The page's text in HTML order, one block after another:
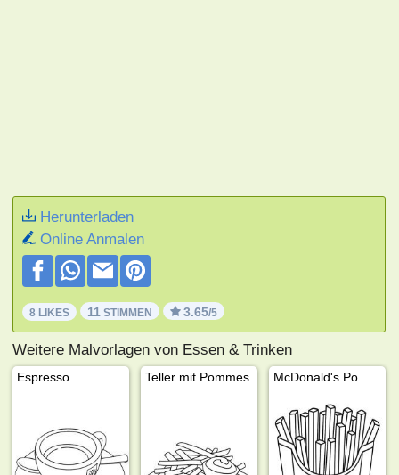
Herunterladen
Online Anmalen
8 LIKES 11 STIMMEN 3.65/5
Weitere Malvorlagen von Essen & Trinken
Espresso Teller mit Pommes